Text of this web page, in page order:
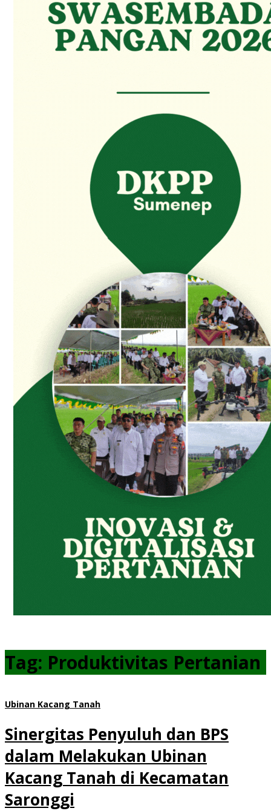
Tag: Produktivitas Pertanian
Ubinan Kacang Tanah
Sinergitas Penyuluh dan BPS
dalam Melakukan Ubinan
Kacang Tanah di Kecamatan
Saronggi